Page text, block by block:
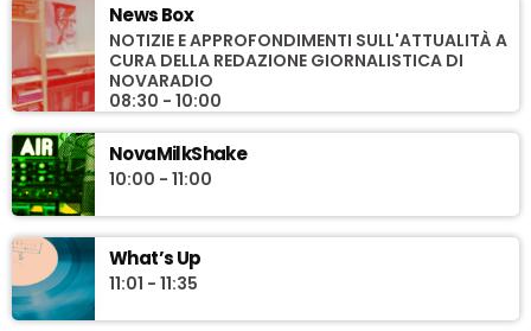
News Box
NOTIZIE E APPROFONDIMENTI SULL'ATTUALITÀ A
CURA DELLA REDAZIONE GIORNALISTICA DI
NOVARADIO
08:30 - 10:00
NovaMilkShake
10:00 - 11:00
What’s Up
11:01 - 11:35